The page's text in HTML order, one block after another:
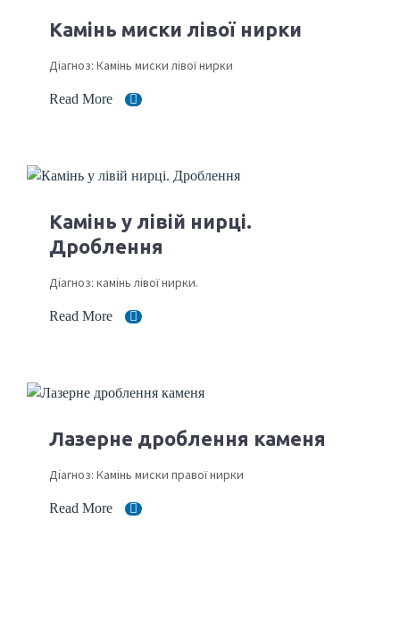
Камінь миски лівої нирки
Діагноз: Камінь миски лівої нирки
Read More
Камінь у лівій нирці.
Дроблення
Діагноз: камінь лівої нирки.
Read More
Лазерне дроблення каменя
Діагноз: Камінь миски правої нирки
Read More